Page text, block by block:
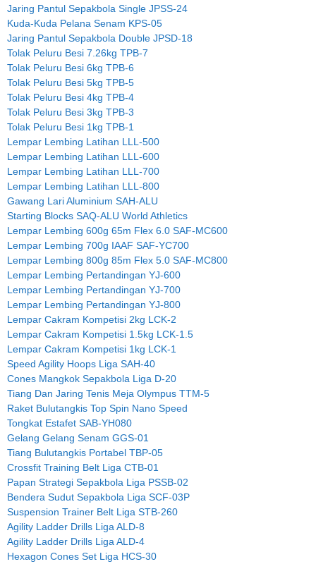
Jaring Pantul Sepakbola Single JPSS-24
Kuda-Kuda Pelana Senam KPS-05
Jaring Pantul Sepakbola Double JPSD-18
Tolak Peluru Besi 7.26kg TPB-7
Tolak Peluru Besi 6kg TPB-6
Tolak Peluru Besi 5kg TPB-5
Tolak Peluru Besi 4kg TPB-4
Tolak Peluru Besi 3kg TPB-3
Tolak Peluru Besi 1kg TPB-1
Lempar Lembing Latihan LLL-500
Lempar Lembing Latihan LLL-600
Lempar Lembing Latihan LLL-700
Lempar Lembing Latihan LLL-800
Gawang Lari Aluminium SAH-ALU
Starting Blocks SAQ-ALU World Athletics
Lempar Lembing 600g 65m Flex 6.0 SAF-MC600
Lempar Lembing 700g IAAF SAF-YC700
Lempar Lembing 800g 85m Flex 5.0 SAF-MC800
Lempar Lembing Pertandingan YJ-600
Lempar Lembing Pertandingan YJ-700
Lempar Lembing Pertandingan YJ-800
Lempar Cakram Kompetisi 2kg LCK-2
Lempar Cakram Kompetisi 1.5kg LCK-1.5
Lempar Cakram Kompetisi 1kg LCK-1
Speed Agility Hoops Liga SAH-40
Cones Mangkok Sepakbola Liga D-20
Tiang Dan Jaring Tenis Meja Olympus TTM-5
Raket Bulutangkis Top Spin Nano Speed
Tongkat Estafet SAB-YH080
Gelang Gelang Senam GGS-01
Tiang Bulutangkis Portabel TBP-05
Crossfit Training Belt Liga CTB-01
Papan Strategi Sepakbola Liga PSSB-02
Bendera Sudut Sepakbola Liga SCF-03P
Suspension Trainer Belt Liga STB-260
Agility Ladder Drills Liga ALD-8
Agility Ladder Drills Liga ALD-4
Hexagon Cones Set Liga HCS-30